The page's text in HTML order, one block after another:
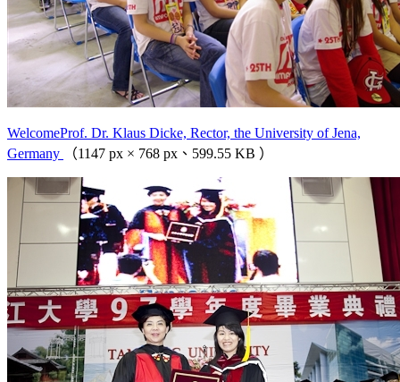
WelcomeProf. Dr. Klaus Dicke, Rector, the University of Jena,
Germany
（1147 px × 768 px、599.55 KB ）